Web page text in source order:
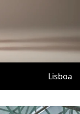
Lisboa